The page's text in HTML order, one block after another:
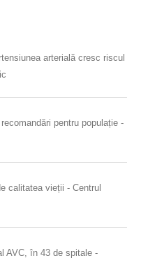
arterială cresc riscul
pentru populație -
calitatea vieții - Centrul
AVC, în 43 de spitale -